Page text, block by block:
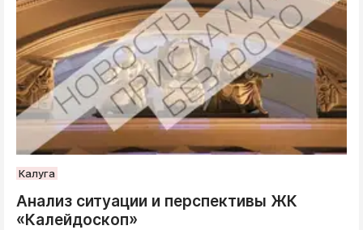
Калуга
Анализ ситуации и перспективы ЖК
«Калейдоскоп»